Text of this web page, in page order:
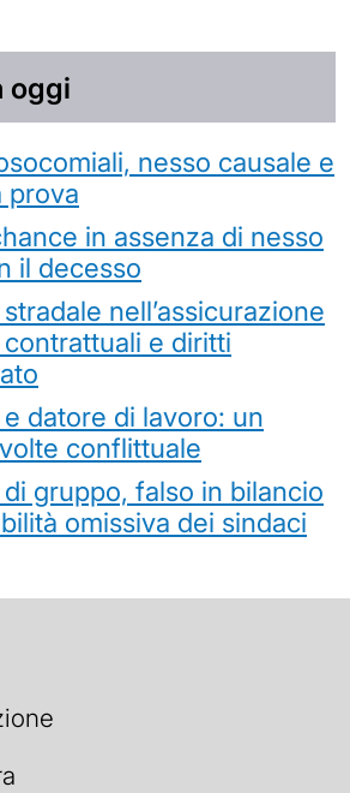
oggi
nesso causale e
prova
in assenza di nesso
il decesso
nell’assicurazione
e diritti
datore di lavoro: un
conflittuale
gruppo, falso in bilancio
omissiva dei sindaci